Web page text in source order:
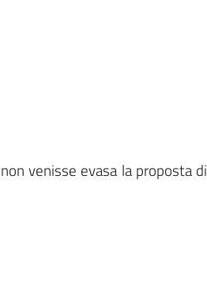
venisse evasa la proposta di